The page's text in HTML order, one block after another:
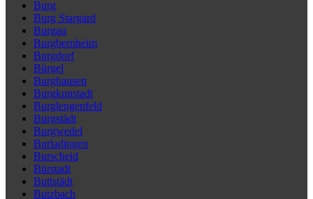
Burg
Burg Stargard
Burgau
Burgbernheim
Burgdorf
Bürgel
Burghausen
Burgkunstadt
Burglengenfeld
Burgstädt
Burgwedel
Burladingen
Burscheid
Bürstadt
Buttstädt
Butzbach